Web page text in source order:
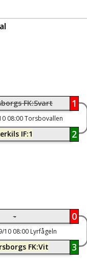
FK:Svart 1
08:00 Torsbovallen
plan)
IF:1 2
- 0
10 08:00 Lyrfågeln
FK:Vit 3